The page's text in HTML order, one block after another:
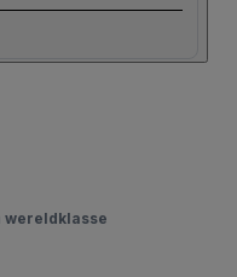
wereldklasse